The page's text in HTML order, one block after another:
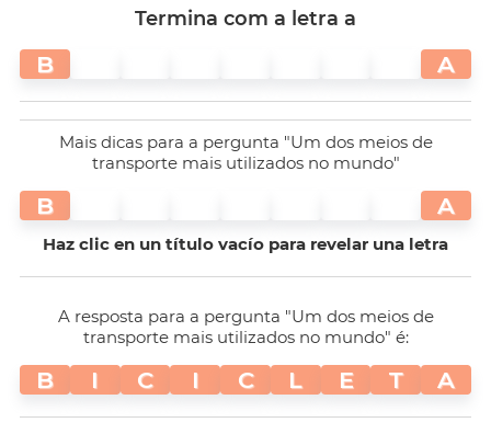
Termina com a letra a
B A
Mais dicas para a pergunta "Um dos meios de
transporte mais utilizados no mundo"
B A
Haz clic en un título vacío para revelar una letra
A resposta para a pergunta "Um dos meios de
transporte mais utilizados no mundo" é:
B I C I C L E T A